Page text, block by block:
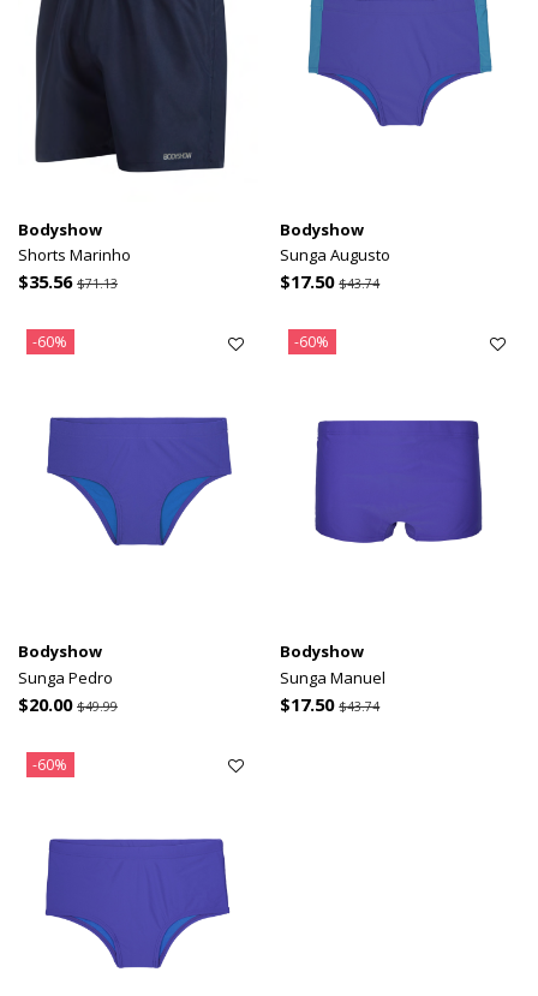
Bodyshow
Shorts Marinho
$35.56 $71.13
Bodyshow
Sunga Augusto
$17.50$43.74
-60%
Bodyshow
Sunga Pedro
$20.00 $49.99
-60%
Bodyshow
Sunga Manuel
$17.50$43.74
-60%